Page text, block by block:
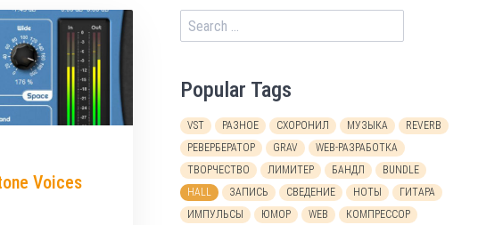
Voices
Popular Tags
VST РАЗНОЕ СХОРОНИЛ МУЗЫКА
REVERB
РЕВЕРБЕРАТОР
GRAV
WEB-РАЗРАБОТКА
ТВОРЧЕСТВО
ЛИМИТЕР БАНДЛ
BUNDLE
HALL
ЗАПИСЬ СВЕДЕНИЕ НОТЫ
ГИТАРА
ИМПУЛЬСЫ
ЮМОР WEB
КОМПРЕССОР